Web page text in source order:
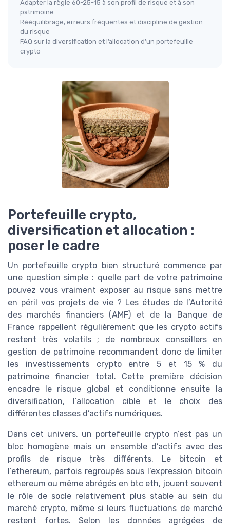
Adapter la règle 60-25-15 à son profil de risque et à son
patrimoine
Rééquilibrage, erreurs fréquentes et discipline de gestion
du risque
FAQ sur la diversification et l’allocation d’un portefeuille
crypto
Portefeuille crypto,
diversification et allocation :
poser le cadre
Un portefeuille crypto bien structuré commence par
une question simple : quelle part de votre patrimoine
pouvez vous vraiment exposer au risque sans mettre
en péril vos projets de vie ? Les études de l’Autorité
des marchés financiers (AMF) et de la Banque de
France rappellent régulièrement que les crypto actifs
restent très volatils ; de nombreux conseillers en
gestion de patrimoine recommandent donc de limiter
les investissements crypto entre 5 et 15 % du
patrimoine financier total. Cette première décision
encadre le risque global et conditionne ensuite la
diversification, l’allocation cible et le choix des
différentes classes d’actifs numériques.
Dans cet univers, un portefeuille crypto n’est pas un
bloc homogène mais un ensemble d’actifs avec des
profils de risque très différents. Le bitcoin et
l’ethereum, parfois regroupés sous l’expression bitcoin
ethereum ou même abrégés en btc eth, jouent souvent
le rôle de socle relativement plus stable au sein du
marché crypto, même si leurs fluctuations de marché
restent fortes. Selon les données agrégées de